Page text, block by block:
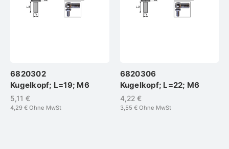
6820302
Kugelkopf; L=19; M6
5,11 €
4,29 € Ohne MwSt
6820306
Kugelkopf; L=22; M6
4,22 €
3,55 €Ohne MwSt